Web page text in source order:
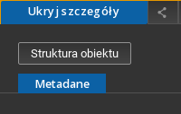
Ukryj szczegóły
Struktura obiektu
Metadane